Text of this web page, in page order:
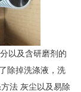
以及含研磨剂的
除掉洗涤液，洗
法 灰尘以及易除